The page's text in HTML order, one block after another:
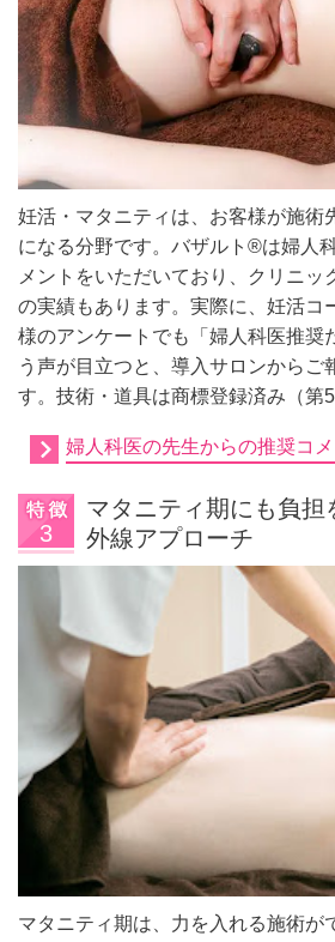
妊活・マタニティは、お客様が施術
になる分野です。バザルト®は婦人
メントをいただいており、クリニッ
の実績もあります。実際に、妊活コ
様のアンケートでも「婦人科医推奨
う声が目立つと、導入サロンからご
す。技術・道具は商標登録済み（第
婦人科医の先生からの推奨コ
マタニティ期にも負担
外線アプローチ
マタニティ期は、力を入れる施術が